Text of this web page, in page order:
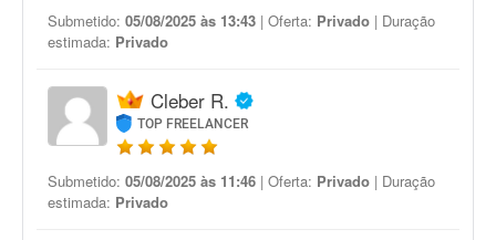
Submetido: 05/08/2025 às 13:43 | Oferta: Privado | Duração
estimada: Privado
Cleber R.
TOP FREELANCER
Submetido: 05/08/2025 às 11:46 | Oferta: Privado | Duração
estimada: Privado